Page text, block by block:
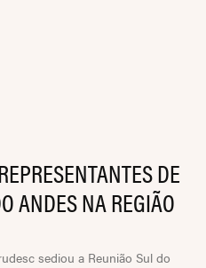
DE
ANDES NA REGIÃO
sediou a Reunião Sul do